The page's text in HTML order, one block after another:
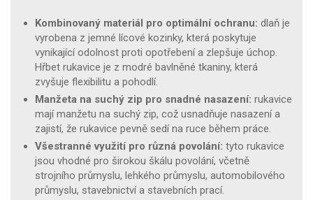
Kombinovaný materiál pro optimální ochranu: dlaň je
vyrobena z jemné lícové kozinky, která poskytuje
vynikající odolnost proti opotřebení a zlepšuje úchop.
Hřbet rukavice je z modré bavlněné tkaniny, která
zvyšuje flexibilitu a pohodlí.
Manžeta na suchý zip pro snadné nasazení: rukavice
mají manžetu na suchý zip, což usnadňuje nasazení a
zajistí, že rukavice pevně sedí na ruce během práce.
Všestranné využití pro různá povolání: tyto rukavice
jsou vhodné pro širokou škálu povolání, včetně
strojního průmyslu, lehkého průmyslu, automobilového
průmyslu, stavebnictví a stavebních prací.